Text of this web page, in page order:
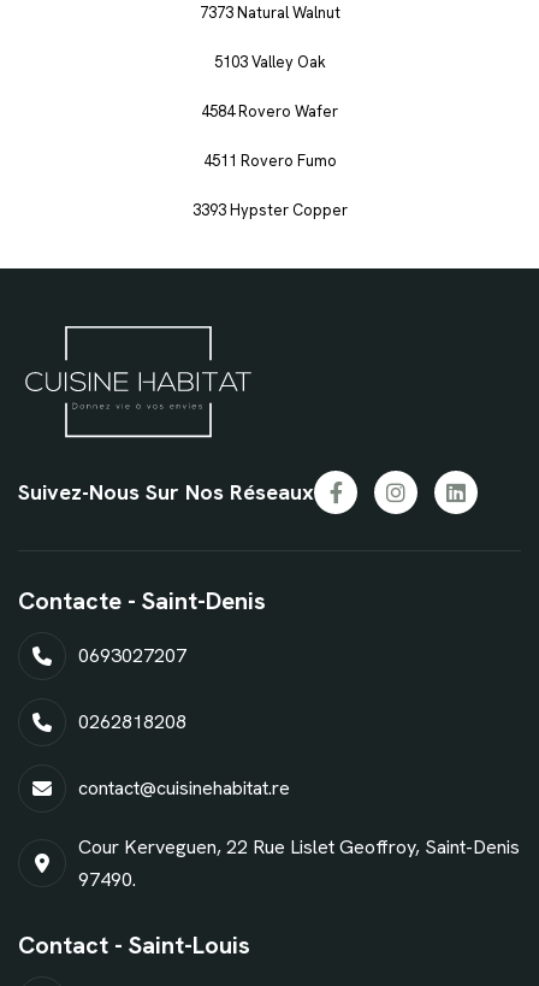
7373 Natural Walnut
5103 Valley Oak
4584 Rovero Wafer
4511 Rovero Fumo
3393 Hypster Copper
Suivez-Nous Sur Nos Réseaux
Contacte - Saint-Denis
0693027207
0262818208
contact@cuisinehabitat.re
Cour Kerveguen, 22 Rue Lislet Geoffroy, Saint-Denis
97490.
Contact - Saint-Louis